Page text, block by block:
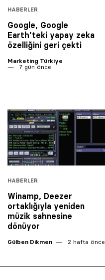
HABERLER
Google, Google
Earth’teki yapay zeka
özelliğini geri çekti
Marketing Türkiye
7 gün önce
HABERLER
Winamp, Deezer
ortaklığıyla yeniden
müzik sahnesine
dönüyor
Gülben Dikmen 2 hafta önce